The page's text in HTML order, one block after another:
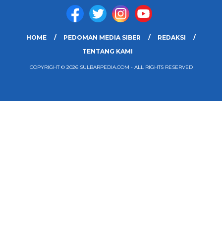
HOME PEDOMAN MEDIA SIBER
REDAKSI
TENTANG KAMI
COPYRIGHT © 2026 SULBARPEDIA.COM - ALL RIGHTS RESERVED